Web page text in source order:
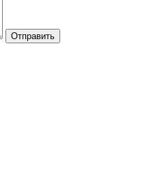
Отправить